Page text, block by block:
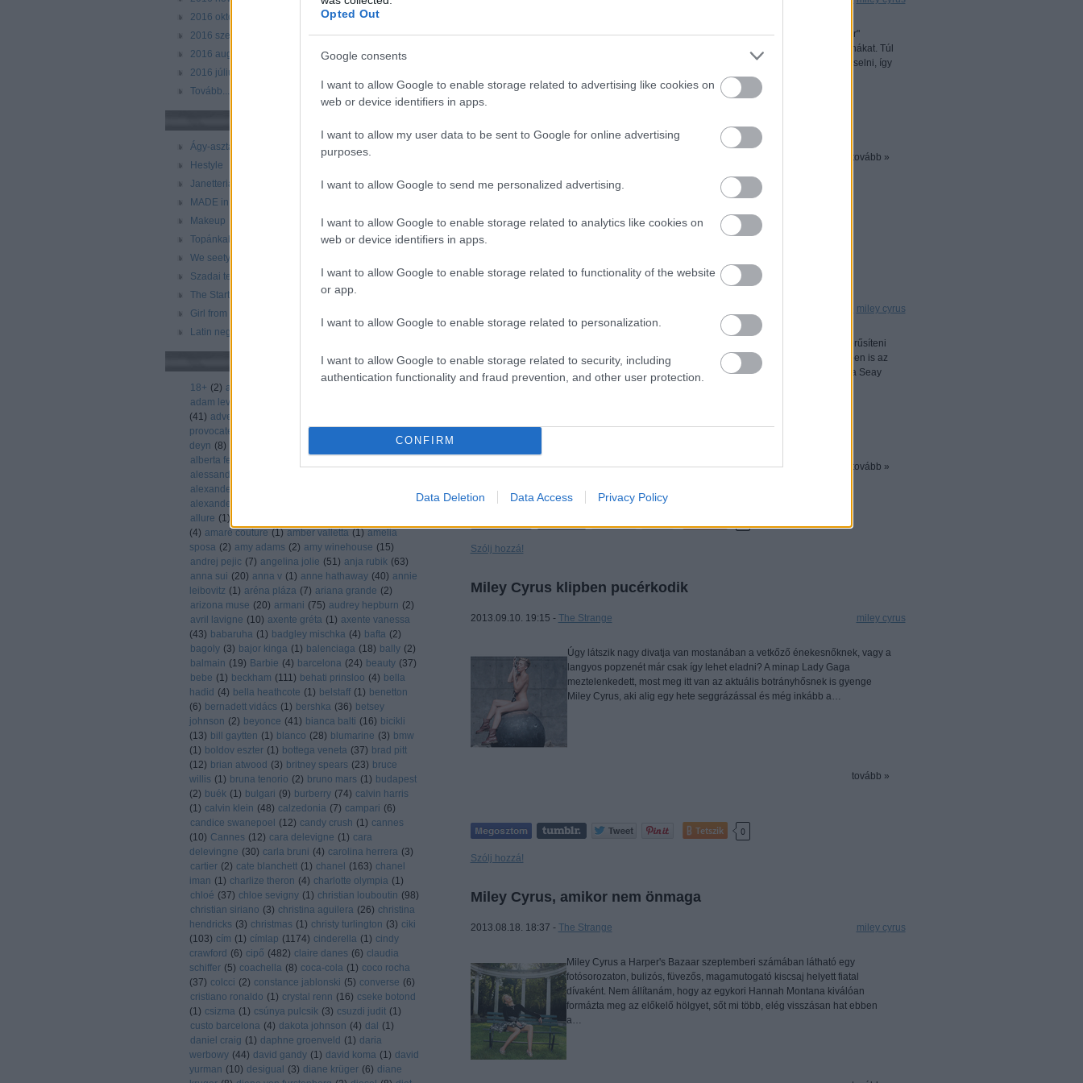
Opted Out
Google consents
I want to allow Google to enable storage related to advertising like cookies on
web or device identifiers in apps.
I want to allow my user data to be sent to Google for online advertising
purposes.
I want to allow Google to send me personalized advertising.
I want to allow Google to enable storage related to analytics like cookies on
web or device identifiers in apps.
I want to allow Google to enable storage related to functionality of the website
or app.
I want to allow Google to enable storage related to personalization.
I want to allow Google to enable storage related to security, including
authentication functionality and fraud prevention, and other user protection.
CONFIRM
Data Deletion Data Access Privacy Policy
2016 október
2016 szeptember
2016 augusztus
2016 július
Tovább...
Ágy-asztal-tv
Hestyle
Janetteria
MADE in BARNA
Makeup
Topánkablog
We seety
Szadai telek
The Startorialist
Girl from Barcelona
Latin negyed/Spanyol negyed
18+ (2) abbey clancy
adam levine
(41) advent
provocateur
agent prvocateur
deyn (8)
alberta ferretta
alessandra ambrosio
alexander mcqueen
alexander wang
allure (1)
(4) amaré couture (1) amber valletta (1) amelia
sposa (2) amy adams (2) amy winehouse (15)
andrej pejic (7) angelina jolie (51) anja rubik (63)
anna sui (20) anna v (1) anne hathaway (40) annie
leibovitz (1) aréna pláza (7) ariana grande (2)
arizona muse (20) armani (75) audrey hepburn (2)
avril lavigne (10) axente gréta (1) axente vanessa
(43) babaruha (1) badgley mischka (4) bafta (2)
bagoly (3) bajor kinga (1) balenciaga (18) bally (2)
balmain (19) Barbie (4) barcelona (24) beauty (37)
bebe (1) beckham (111) behati prinsloo (4) bella
hadid (4) bella heathcote (1) belstaff (1) benetton
(6) bernadett vidács (1) bershka (36) betsey
johnson (2) beyonce (41) bianca balti (16) bicikli
(13) bill gaytten (1) blanco (28) blumarine (3) bmw
(1) boldov eszter (1) bottega veneta (37) brad pitt
(12) brian atwood (3) britney spears (23) bruce
willis (1) bruna tenorio (2) bruno mars (1) budapest
(2) buék (1) bulgari (9) burberry (74) calvin harris
(1) calvin klein (48) calzedonia (7) campari (6)
candice swanepoel
(12) candy crush (1) cannes
(10) Cannes (12) cara delevigne (1) cara
delevingne (30) carla bruni (4) carolina herrera (3)
cartier (2) cate blanchett (1) chanel (163) chanel
iman (1) charlize theron (4) charlotte olympia (1)
chloé (37) chloe sevigny (1) christian louboutin (98)
christian siriano (3) christina aguilera (26) christina
hendricks (3) christmas (1) christy turlington (3) ciki
(103) cím (1) címlap (1174) cinderella (1) cindy
crawford (6) cipő (482) claire danes (6) claudia
schiffer (5) coachella (8) coca-cola (1) coco rocha
(37) colcci (2) constance jablonski (5) converse (6)
cristiano ronaldo (1) crystal renn (16) cseke botond
(1) csizma (1) csúnya pulcsik (3) csuzdi judit (1)
custo barcelona (4) dakota johnson (4) dal (1)
daniel craig (1) daphne groenveld (1) daria
werbowy (44) david gandy (1) david koma (1) david
yurman (10) desigual (3) diane krüger (6) diane
... Miley Cyrusnak. Az énekesnő 2014-es "The Bangerz World Tour"
elnevezésű turnéjához Roberto Cavalli fogja tervezni a fellépő ruhákat. Túl
nehéz dolga nincsen, hiszen Miley amúgy sem szeret sok ruhát viselni, így
minél kisebb a ruhadarab, és minél kevesebbet takar, annál…
tovább »
0
Szólj hozzá!
Miley Cyrus és Nicole Kidman reklámarcoskodnak
miley cyrus
1.) Miley Cyrus Marc Jacobsot reklámoz Miley Cyrus fogja népszerűsíteni
Marc Jacobs tavaszi/nyári kollekcióját. Az első kiszivárogtatott képen is az
énekesnő látható két fiatal modell - Natalie Westling és Esmerelda Seay
Reynolds - társaságában. Miért érzem egy kicsit furcsa…
tovább »
Szólj hozzá!
Miley Cyrus klipben pucérkodik
2013.09.10. 19:15 - The Strange miley cyrus
Úgy látszik nagy divatja van mostanában a vetkőző énekesnőknek, vagy a
langyos popzenét már csak így lehet eladni? A minap Lady Gaga
meztelenkedett, most meg itt van az aktuális botrányhősnek is gyenge
Miley Cyrus, aki alig egy hete seggrázással és még inkább a…
tovább »
Tetszik 0
Szólj hozzá!
Miley Cyrus, amikor nem önmaga
2013.08.18. 18:37 - The Strange miley cyrus
Miley Cyrus a Harper's Bazaar szeptemberi számában látható egy
fotósorozaton, bulizós, füvezős, magamutogató kiscsaj helyett fiatal
dívaként. Nem állítanám, hogy az egykori Hannah Montana kiválóan
formázta meg az előkelő hölgyet, sőt mi több, elég visszásan hat ebben
a…